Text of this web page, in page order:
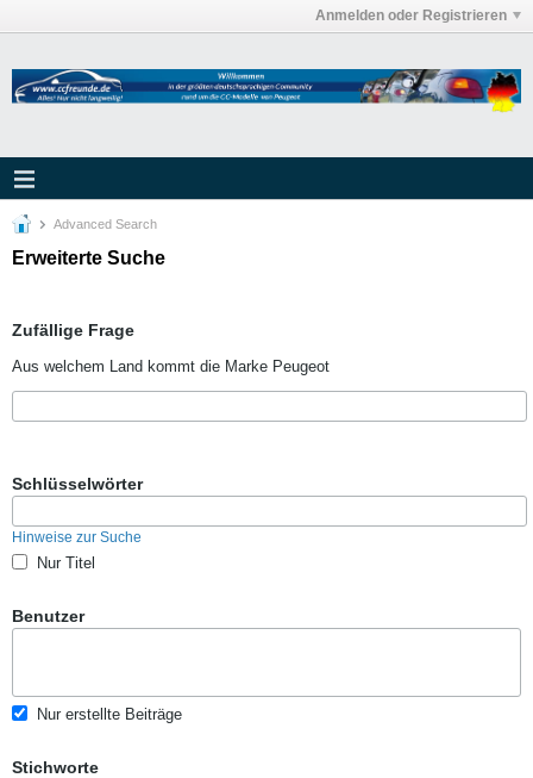
Anmelden oder Registrieren
Advanced Search
Erweiterte Suche
Zufällige Frage
Aus welchem Land kommt die Marke Peugeot
Schlüsselwörter
Hinweise zur Suche
Nur Titel
Benutzer
Nur erstellte Beiträge
Stichworte